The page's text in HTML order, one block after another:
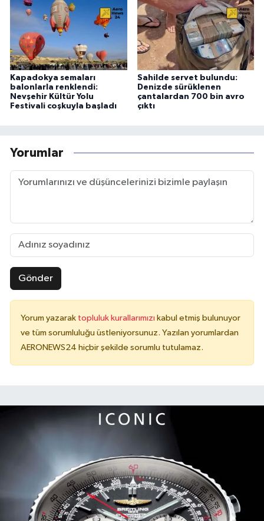
Kapadokya semaları
balonlarla renklendi:
Nevşehir Kültür Yolu
Festivali coşkuyla başladı
Sahilde servet bulundu:
Denizde sürüklenen
çantalardan 700 bin avro
çıktı
Yorumlar
Gönder
Yorum yazarak topluluk kurallarımızı kabul etmiş bulunuyor
ve tüm sorumluluğu üstleniyorsunuz. Yazılan yorumlardan
AERONEWS24 hiçbir şekilde sorumlu tutulamaz.